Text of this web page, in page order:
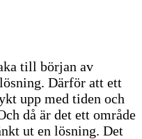
till början av
Därför att ett
upp med tiden och
då är det ett område
ut en lösning. Det